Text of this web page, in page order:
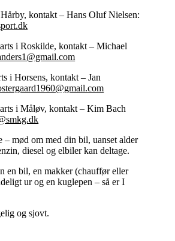
kontakt – Hans Oluf Nielsen:
i Roskilde, kontakt – Michael
i Horsens, kontakt – Jan
i Måløv, kontakt – Kim Bach
– mød om med din bil, uanset alder
diesel og elbiler kan deltage.
en bil, en makker (chauffør eller
ur og en kuglepen – så er I
og sjovt.